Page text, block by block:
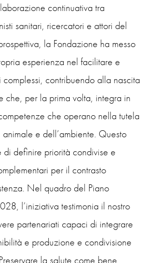
continuativa tra
sanitari, ricercatori e attori del
la Fondazione ha messo
esperienza nel facilitare e
contribuendo alla nascita
che, per la prima volta, integra in
che operano nella tutela
e dell’ambiente. Questo
di definire priorità condivise e
per il contrasto
Nel quadro del Piano
l’iniziativa testimonia il nostro
partenariati capaci di integrare
e produzione e condivisione
la salute come bene